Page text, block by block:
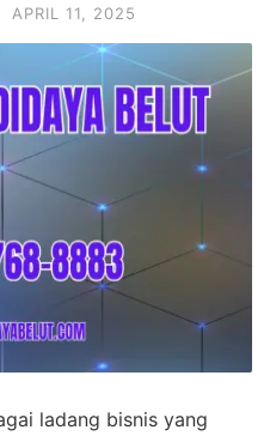
APRIL 11, 2025
ladang bisnis yang